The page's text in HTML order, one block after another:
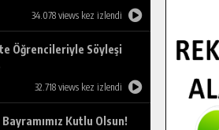
Belediyesi tarafından
34.078 views kez izlendi
Öğrencileriyle Söyleşi
32.718 views kez izlendi
Kutlu Olsun!